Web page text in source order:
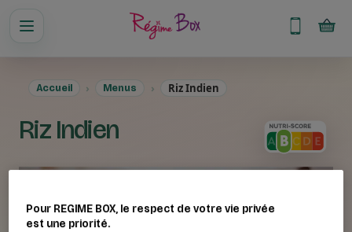
Accueil Menus Riz Indien
Riz Indien
Pour REGIME BOX, le respect de votre vie privée
est une priorité.